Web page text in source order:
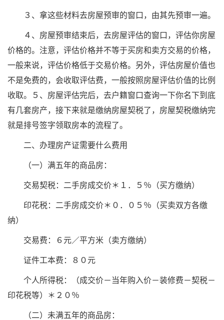
３、拿这些材料去房屋预审的窗口，由其先预审一遍。
４、房屋预审结束后，去房屋评估的窗口，评估你房屋
价格的。注意，评估价格并不等于买房和卖方交易的价格，
一般来说，评估价格低于交易价格。另外，评估房屋价值也
不是免费的，会收取评估费，一般按照房屋评估价值的比例
收取。５、房屋评估完后，去户籍窗口查询一下你名下到底
有几套房产，接下来就是缴纳房屋契税了，房屋契税缴纳完
就是排号签字领取房本的流程了。
二、办理房产证需要什么费用
（一）满五年的商品房：
交易契税：二手房成交价＊１．５％（买方缴纳）
印花税：二手房成交价＊０．０５％（买卖双方各缴
纳）
交易费：６元／平方米（卖方缴纳）
证件工本费：８０元
个人所得税：（成交价－当年购入价－装修费－契税－
印花税等）＊２０％
（二）未满五年的商品房：